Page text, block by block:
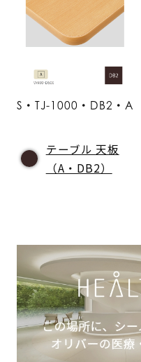
S・TJ-1000・DB2・A
テーブル 天板
（A・DB2）